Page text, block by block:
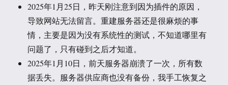
2025年1月25日，昨天刚注意到因为插件的原因，
导致网站无法留言。重建服务器还是很麻烦的事
情，主要是因为没有系统性的测试，不知道哪里有
问题了，只有碰到之后才知道。
2025年1月10日，前天服务器崩溃了一次，所有数
据丢失。服务器供应商也没有备份，我手工恢复之